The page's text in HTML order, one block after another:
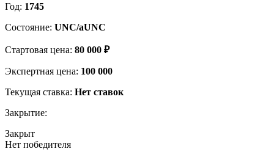
Год: 1745
Состояние: UNC/aUNC
Стартовая цена: 80 000 ₽
Экспертная цена: 100 000
Текущая ставка: Нет ставок
Закрытие:
Закрыт
Нет победителя